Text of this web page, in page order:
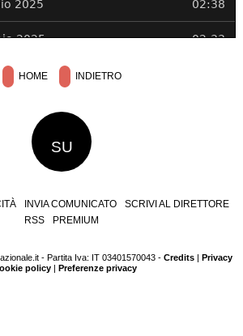
HOME INDIETRO
SU
INVIA COMUNICATO
SCRIVI AL DIRETTORE
RSS
PREMIUM
- Partita Iva: IT 03401570043 - Credits | Privacy
policy| Preferenze privacy